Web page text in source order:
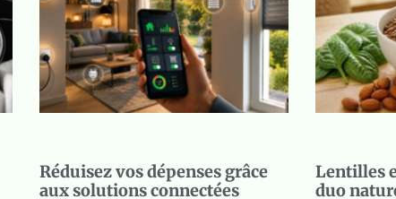
Réduisez vos dépenses grâce
aux solutions connectées
Lentilles
duo